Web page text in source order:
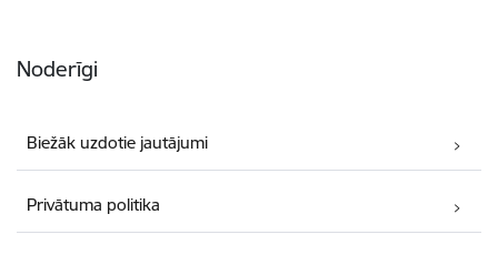
Noderīgi
Biežāk uzdotie jautājumi
Privātuma politika